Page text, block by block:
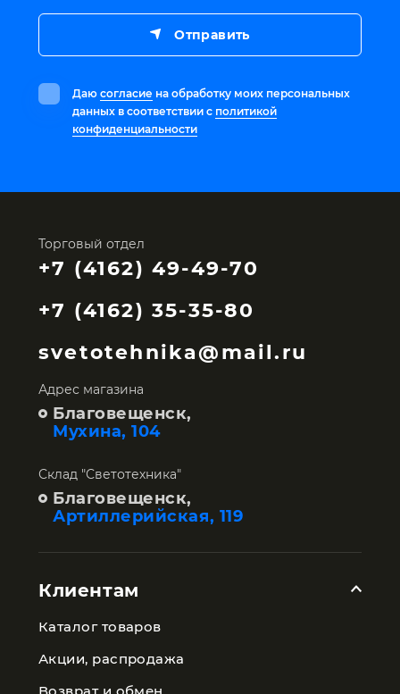
Даю согласие на обработку моих персональных
данных в соответствии с политикой
конфиденциальности
Отправить
Торговый отдел
+7 (4162) 49-49-70
+7 (4162) 35-35-80
svetotehnika@mail.ru
Адрес магазина
Благовещенск,
Мухина, 104
Склад "Светотехника"
Благовещенск,
Артиллерийская, 119
Клиентам
Каталог товаров
Акции, распродажа